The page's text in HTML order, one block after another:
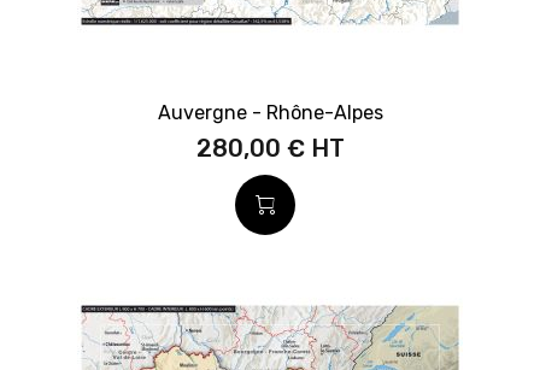
Auvergne - Rhône-Alpes
280,00 €